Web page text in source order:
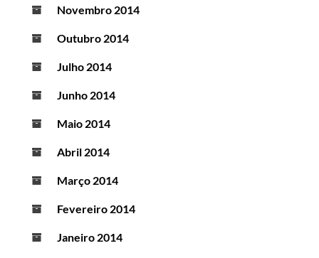
Novembro 2014
Outubro 2014
Julho 2014
Junho 2014
Maio 2014
Abril 2014
Março 2014
Fevereiro 2014
Janeiro 2014